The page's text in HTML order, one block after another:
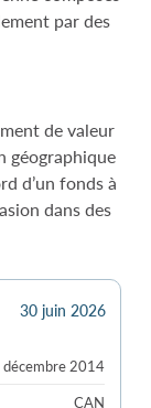
par des
de valeur
géographique
d’un fonds à
dans des
30 juin 2026
2014
CAN